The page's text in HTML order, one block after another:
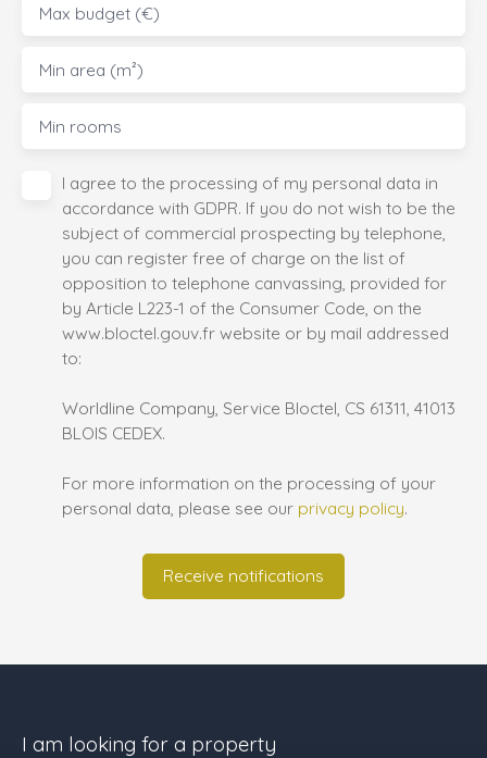
Max budget (€)
Min area (m²)
Min rooms
I agree to the processing of my personal data in
accordance with GDPR. If you do not wish to be the
subject of commercial prospecting by telephone,
you can register free of charge on the list of
opposition to telephone canvassing, provided for
by Article L223-1 of the Consumer Code, on the
www.bloctel.gouv.fr website or by mail addressed
to:
Worldline Company, Service Bloctel, CS 61311, 41013
BLOIS CEDEX.
For more information on the processing of your
personal data, please see our privacy policy.
Receive notifications
I am looking for a property